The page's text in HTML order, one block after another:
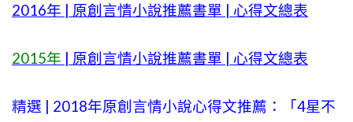
2016年 | 原創言情小說推薦書單 | 心得文總表
2015年 | 原創言情小說推薦書單 | 心得文總表
精選 | 2018年原創言情小說心得文推薦：「4星不